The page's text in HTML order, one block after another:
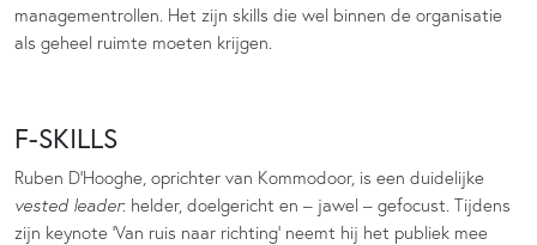
managementrollen. Het zijn skills die wel binnen de organisatie
als geheel ruimte moeten krijgen.
F-SKILLS
Ruben D’Hooghe, oprichter van Kommodoor, is een duidelijke
vested leader: helder, doelgericht en – jawel – gefocust. Tijdens
zijn keynote ‘Van ruis naar richting’ neemt hij het publiek mee